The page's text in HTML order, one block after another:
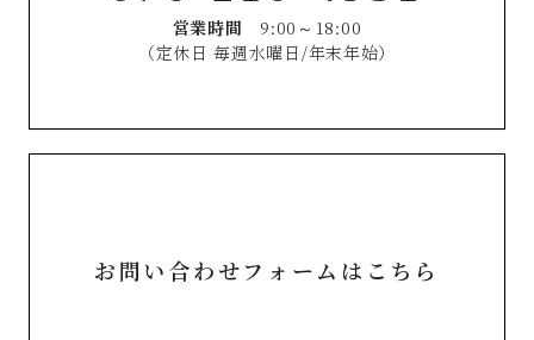
営業時間 9:00～18:00
（定休日 毎週水曜日/年末年始）
お問い合わせフォームはこちら